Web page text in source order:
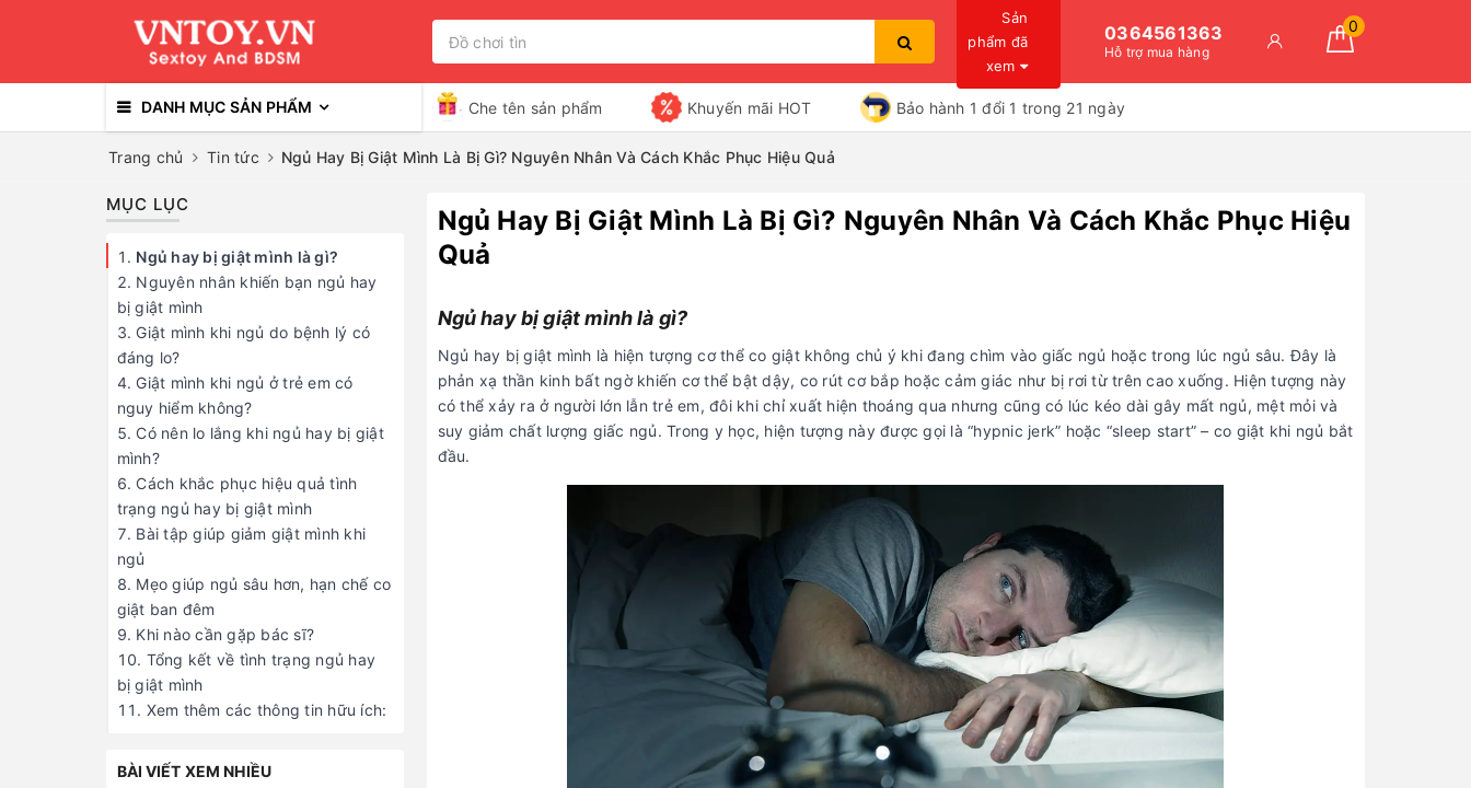
Sản
phẩm đã
xem
0364561363
Hỗ trợ mua hàng
0
DANH MỤC SẢN PHẨM Che tên sản phẩm Khuyến mãi HOT Bảo hành 1 đổi 1 trong 21 ngày
Trang chủ Tin tức Ngủ Hay Bị Giật Mình Là Bị Gì? Nguyên Nhân Và Cách Khắc Phục Hiệu Quả
Ngủ Hay Bị Giật Mình Là Bị Gì? Nguyên Nhân Và Cách Khắc Phục Hiệu
Quả
Ngủ hay bị giật mình là gì?
Ngủ hay bị giật mình là hiện tượng cơ thể co giật không chủ ý khi đang chìm vào giấc ngủ hoặc trong lúc ngủ sâu. Đây là
phản xạ thần kinh bất ngờ khiến cơ thể bật dậy, co rút cơ bắp hoặc cảm giác như bị rơi từ trên cao xuống. Hiện tượng này
có thể xảy ra ở người lớn lẫn trẻ em, đôi khi chỉ xuất hiện thoáng qua nhưng cũng có lúc kéo dài gây mất ngủ, mệt mỏi và
suy giảm chất lượng giấc ngủ. Trong y học, hiện tượng này được gọi là “hypnic jerk” hoặc “sleep start” – co giật khi ngủ bắt
đầu.
MỤC LỤC
đáng lo?
Giật mình khi ngủ ở trẻ em có
nguy hiểm không?
Có nên lo lắng khi ngủ hay bị giật
Cách khắc phục hiệu quả tình
ngủ
Mẹo giúp ngủ sâu hơn, hạn chế co
giật ban đêm
Khi nào cần gặp bác sĩ?
Tổng kết về tình trạng ngủ hay
bị giật mình
Xem thêm các thông tin hữu ích:
BÀI VIẾT XEM NHIỀU